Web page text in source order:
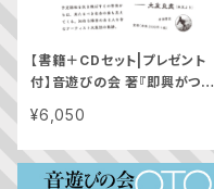
【書籍＋CDセット|プレゼント
付】音遊びの会 著『即興がつな
っとっと』（2025）
¥6,050